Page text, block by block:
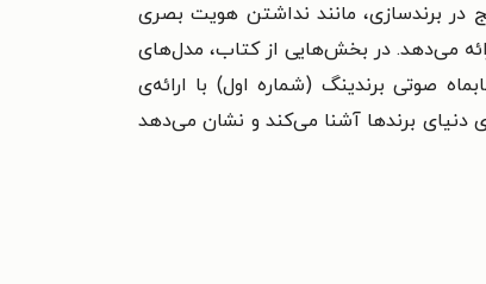
در برندسازی، مانند نداشتن هویت بصری
می‌دهد. در بخش‌هایی از کتاب، مدل‌های
صوتی برندینگ (شماره اول) با ارائه‌ی
دنیای برندها آشنا می‌کند و نشان می‌دهد